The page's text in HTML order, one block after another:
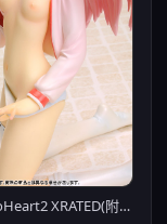
青春万岁ToHeart2 XRATED(附秒传)【20230315】